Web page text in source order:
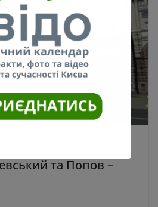
у трійці лідерів
та Попов –